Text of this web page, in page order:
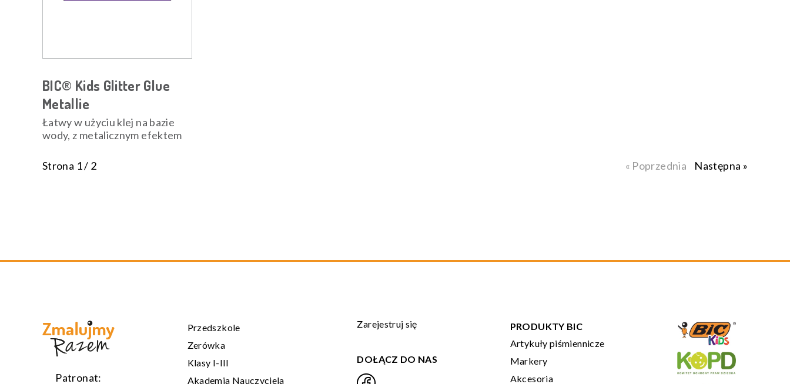
BIC® Kids Glitter Glue
Metallie
Łatwy w użyciu klej na bazie
wody, z metalicznym efektem
Strona 1 / 2 « Poprzednia Następna »
Patronat:
Przedszkole
Zerówka
Klasy I-III
Akademia Nauczyciela
Zarejestruj się
DOŁĄCZ DO NAS
PRODUKTY BIC
Artykuły piśmiennicze
Markery
Akcesoria